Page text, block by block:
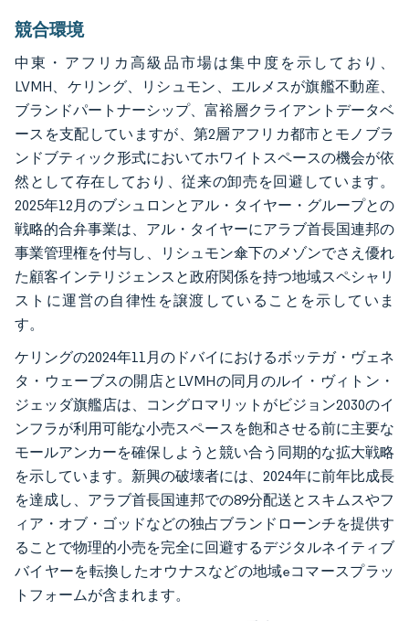
競合環境
中東・アフリカ高級品市場は集中度を示しており、
LVMH、ケリング、リシュモン、エルメスが旗艦不動産、
ブランドパートナーシップ、富裕層クライアントデータベ
ースを支配していますが、第2層アフリカ都市とモノブラ
ンドブティック形式においてホワイトスペースの機会が依
然として存在しており、従来の卸売を回避しています。
2025年12月のブシュロンとアル・タイヤー・グループとの
戦略的合弁事業は、アル・タイヤーにアラブ首長国連邦の
事業管理権を付与し、リシュモン傘下のメゾンでさえ優れ
た顧客インテリジェンスと政府関係を持つ地域スペシャリ
ストに運営の自律性を譲渡していることを示していま
す。
ケリングの2024年11月のドバイにおけるボッテガ・ヴェネ
タ・ウェーブスの開店とLVMHの同月のルイ・ヴィトン・
ジェッダ旗艦店は、コングロマリットがビジョン2030のイ
ンフラが利用可能な小売スペースを飽和させる前に主要な
モールアンカーを確保しようと競い合う同期的な拡大戦略
を示しています。新興の破壊者には、2024年に前年比成長
を達成し、アラブ首長国連邦での89分配送とスキムスやフ
ィア・オブ・ゴッドなどの独占ブランドローンチを提供す
ることで物理的小売を完全に回避するデジタルネイティブ
バイヤーを転換したオウナスなどの地域eコマースプラッ
トフォームが含まれます。